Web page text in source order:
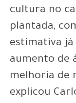
cultura no
plantada,
estimativa já
aumento de
melhoria de
explicou